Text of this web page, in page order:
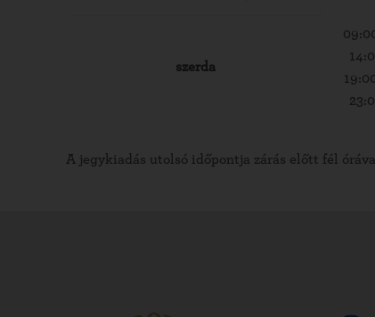
szerda
A jegykiadás utolsó időpontja zárás előtt fél